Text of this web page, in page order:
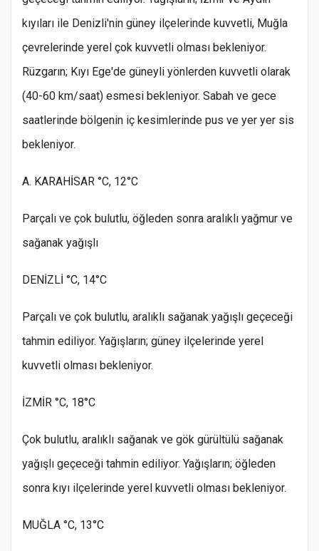
kıyıları ile Denizli'nin güney ilçelerinde kuvvetli, Muğla
çevrelerinde yerel çok kuvvetli olması bekleniyor.
Rüzgarın; Kıyı Ege'de güneyli yönlerden kuvvetli olarak
(40-60 km/saat) esmesi bekleniyor. Sabah ve gece
saatlerinde bölgenin iç kesimlerinde pus ve yer yer sis
bekleniyor.
A. KARAHİSAR °C, 12°C
Parçalı ve çok bulutlu, öğleden sonra aralıklı yağmur ve
sağanak yağışlı
DENİZLİ °C, 14°C
Parçalı ve çok bulutlu, aralıklı sağanak yağışlı geçeceği
tahmin ediliyor. Yağışların; güney ilçelerinde yerel
kuvvetli olması bekleniyor.
İZMİR °C, 18°C
Çok bulutlu, aralıklı sağanak ve gök gürültülü sağanak
yağışlı geçeceği tahmin ediliyor. Yağışların; öğleden
sonra kıyı ilçelerinde yerel kuvvetli olması bekleniyor.
MUĞLA °C, 13°C